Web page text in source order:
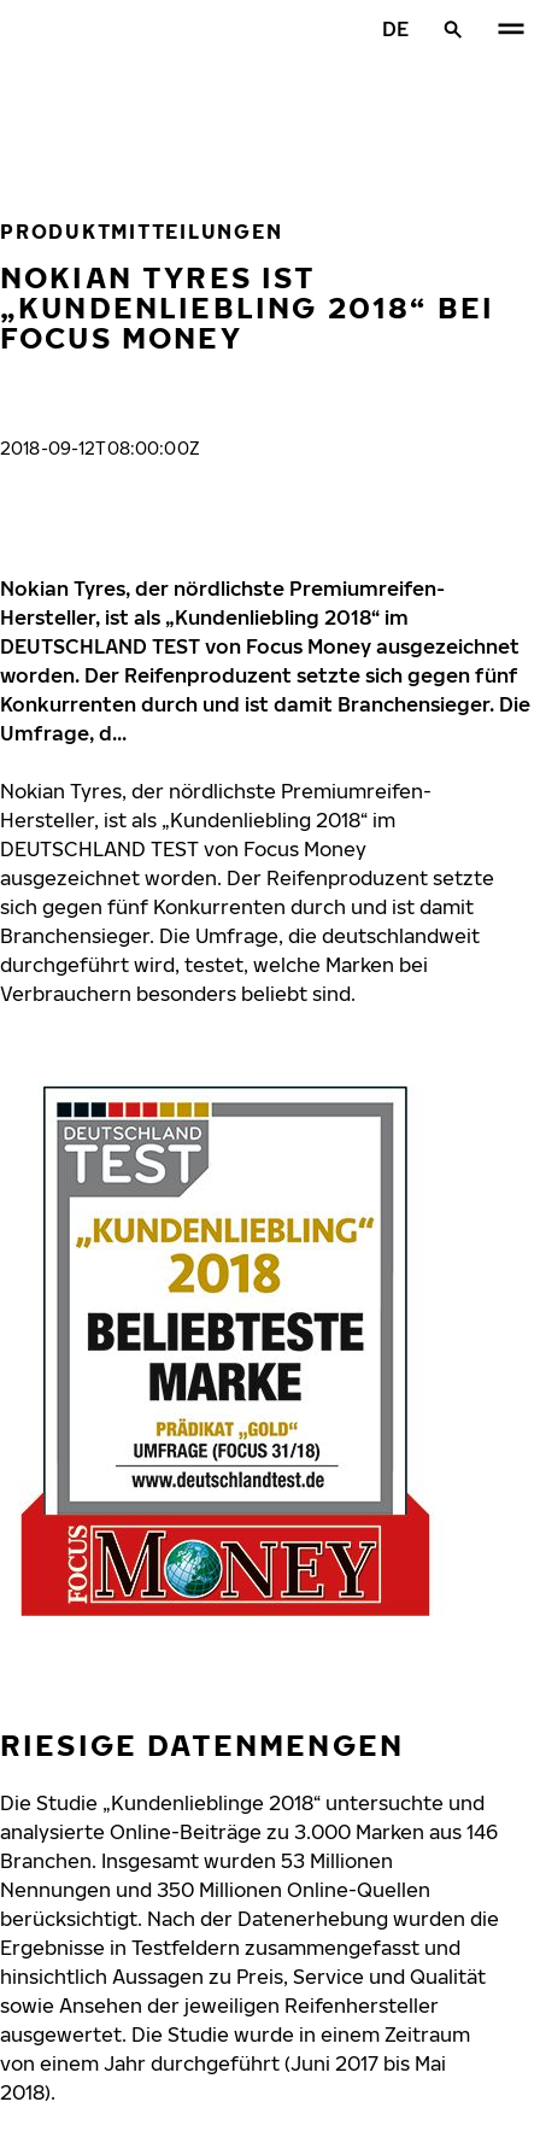
DE
PRODUKTMITTEILUNGEN
NOKIAN TYRES IST
„KUNDENLIEBLING 2018“ BEI
FOCUS MONEY
2018-09-12T08:00:00Z
Nokian Tyres, der nördlichste Premiumreifen-
Hersteller, ist als „Kundenliebling 2018“ im
DEUTSCHLAND TEST von Focus Money ausgezeichnet
worden. Der Reifenproduzent setzte sich gegen fünf
Konkurrenten durch und ist damit Branchensieger. Die
Umfrage, d...
Nokian Tyres, der nördlichste Premiumreifen-
Hersteller, ist als „Kundenliebling 2018“ im
DEUTSCHLAND TEST von Focus Money
ausgezeichnet worden. Der Reifenproduzent setzte
sich gegen fünf Konkurrenten durch und ist damit
Branchensieger. Die Umfrage, die deutschlandweit
durchgeführt wird, testet, welche Marken bei
Verbrauchern besonders beliebt sind.
RIESIGE DATENMENGEN
Die Studie „Kundenlieblinge 2018“ untersuchte und
analysierte Online-Beiträge zu 3.000 Marken aus 146
Branchen. Insgesamt wurden 53 Millionen
Nennungen und 350 Millionen Online-Quellen
berücksichtigt. Nach der Datenerhebung wurden die
Ergebnisse in Testfeldern zusammengefasst und
hinsichtlich Aussagen zu Preis, Service und Qualität
sowie Ansehen der jeweiligen Reifenhersteller
ausgewertet. Die Studie wurde in einem Zeitraum
von einem Jahr durchgeführt (Juni 2017 bis Mai
2018).